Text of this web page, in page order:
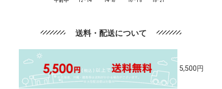
送料・配送について
5,500円